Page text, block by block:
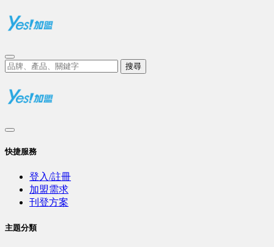
搜尋
快捷服務
登入/註冊
加盟需求
刊登方案
主題分類